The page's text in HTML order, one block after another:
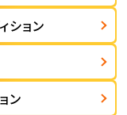
ション
ン